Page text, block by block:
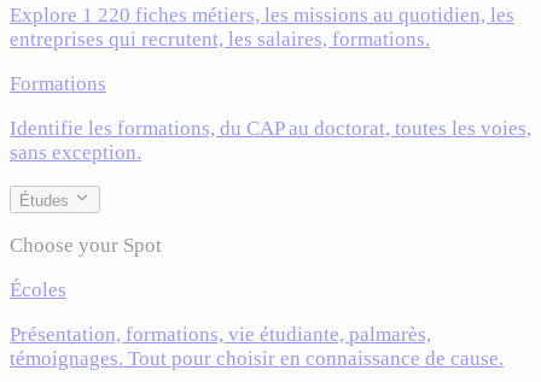
Explore 1 220 fiches métiers, les missions au quotidien, les
entreprises qui recrutent, les salaires, formations.
Formations
Identifie les formations, du CAP au doctorat, toutes les voies,
sans exception.
Études
Choose your Spot
Écoles
Présentation, formations, vie étudiante, palmarès,
témoignages. Tout pour choisir en connaissance de cause.